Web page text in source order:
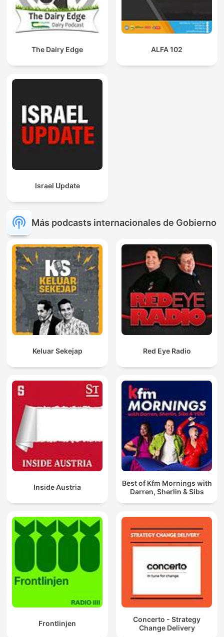
The Dairy Edge ALFA 102
Israel Update
Más podcasts internacionales de Gobierno
Keluar Sekejap Red Eye Radio
Inside Austria
Best of Kfm Mornings with
Darren, Sherlin & Sibs
Frontlinjen
Concerto - Strategy
Change Delivery